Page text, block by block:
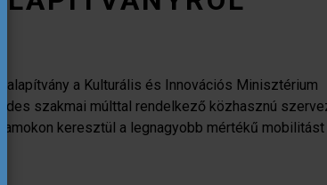
a Kulturális és Innovációs Minisztérium
szakmai múlttal rendelkező közhasznú
keresztül a legnagyobb mértékű